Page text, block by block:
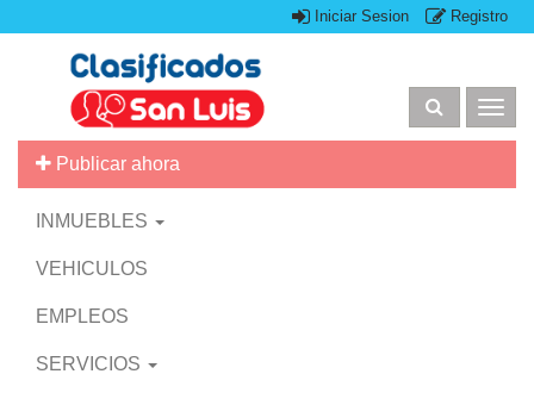
Iniciar Sesion Registro
Publicar ahora
INMUEBLES
VEHICULOS
EMPLEOS
SERVICIOS